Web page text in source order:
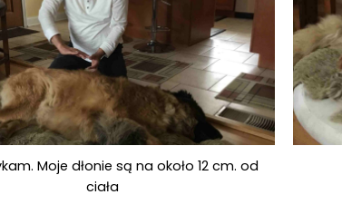
Moje dłonie są na około 12 cm. od
ciała